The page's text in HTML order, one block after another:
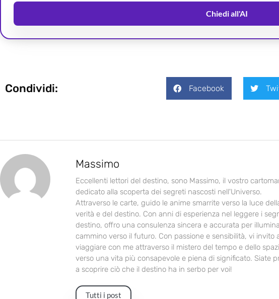
Chiedi all'AI
Condividi: Facebook
Massimo
Eccellenti lettori del destino, sono Massimo, il vostro
dedicato alla scoperta dei segreti nascosti nell'Universo.
Attraverso le carte, guido le anime smarrite verso la luce
verità e del destino. Con anni di esperienza nel leggere i
destino, offro una consulenza sincera e accurata per
cammino verso il futuro. Con passione e sensibilità, vi invito
viaggiare con me attraverso il mistero del tempo e dello
verso una vita più consapevole e piena di significato. Siate
a scoprire ciò che il destino ha in serbo per voi!
Tutti i post